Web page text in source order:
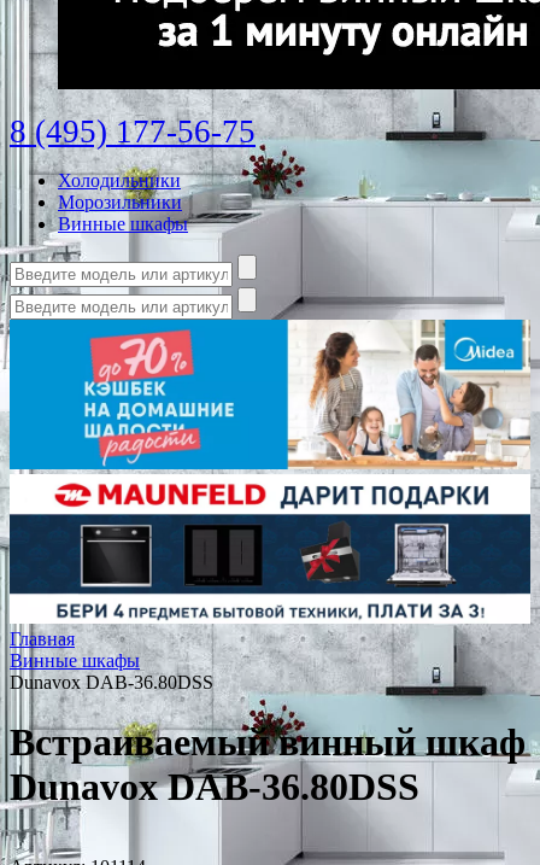
8 (495) 177-56-75
Холодильники
Морозильники
Винные шкафы
Главная
Винные шкафы
Dunavox DAB-36.80DSS
Встраиваемый винный шкаф
Dunavox DAB-36.80DSS